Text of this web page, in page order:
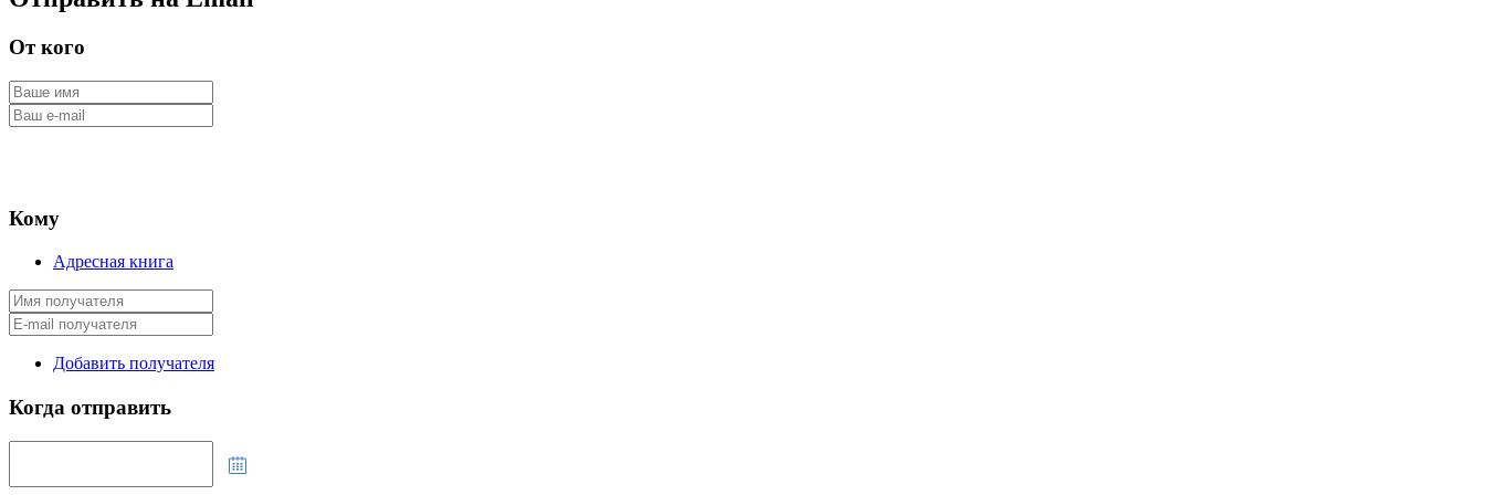
От кого
Кому
Адресная книга
Добавить получателя
Когда отправить